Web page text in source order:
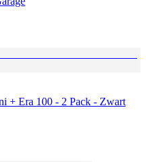
+ Era 100 - 2 Pack - Zwart